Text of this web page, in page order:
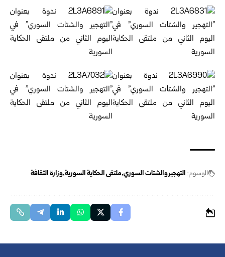
الوسوم: التهجير والشتات السوري ملتقى الحكاية السورية وزارة الثقافة